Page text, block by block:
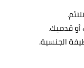
قدميك.
الجنسية.